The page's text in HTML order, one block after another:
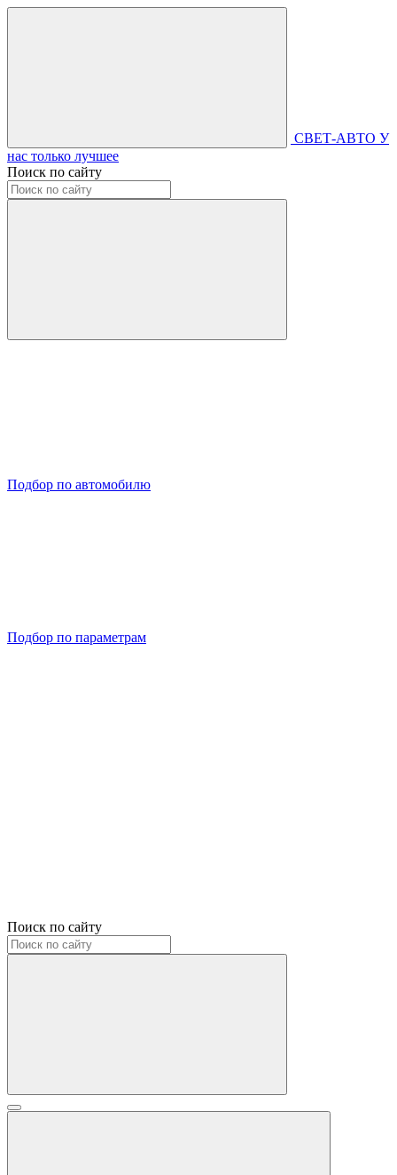
СВЕТ-АВТО У
нас только лучшее
Поиск по сайту
Подбор по автомобилю
Подбор по параметрам
Поиск по сайту